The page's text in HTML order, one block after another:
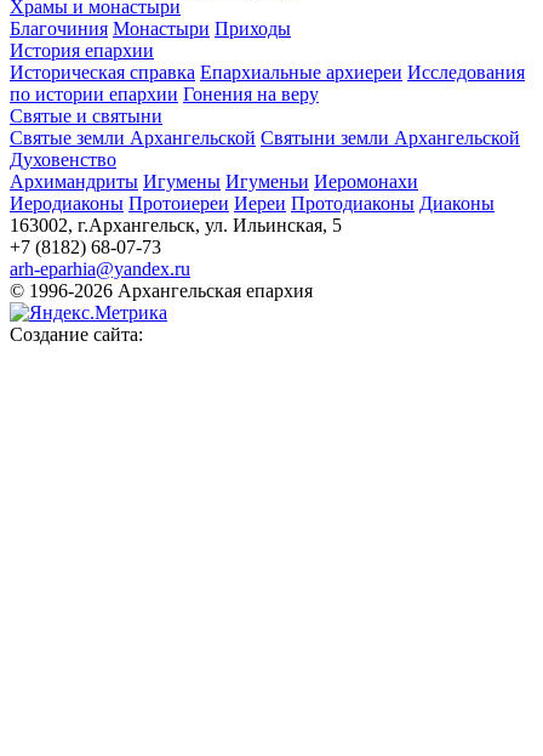
Храмы и монастыри
Благочиния Монастыри Приходы
История епархии
Историческая справка Епархиальные архиереи Исследования
по истории епархии Гонения на веру
Святые и святыни
Святые земли Архангельской Святыни земли Архангельской
Духовенство
Архимандриты Игумены Игуменьи Иеромонахи
Иеродиаконы Протоиереи Иереи Протодиаконы Диаконы
163002, г.Архангельск, ул. Ильинская, 5
+7 (8182) 68-07-73
arh-eparhia@yandex.ru
© 1996-2026 Архангельская епархия
Создание сайта: